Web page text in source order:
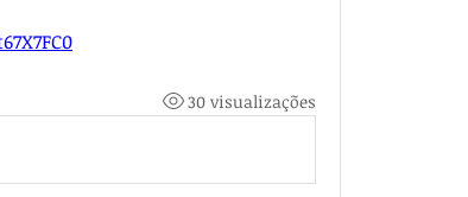
30 visualizações